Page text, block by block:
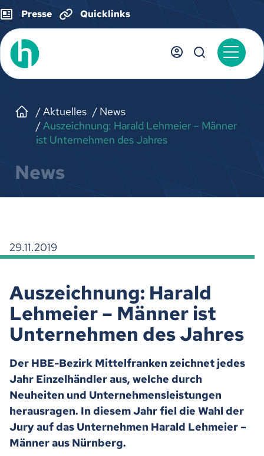
Presse Quicklinks
Aktuelles
News
Auszeichnung: Harald Lehmeier – Männer
ist Unternehmen des Jahres
News
29.11.2019
Auszeichnung: Harald
Lehmeier – Männer ist
Unternehmen des Jahres
Der HBE-Bezirk Mittelfranken zeichnet jedes
Jahr Einzelhändler aus, welche durch
Neuheiten und Unternehmensleistungen
herausragen. In diesem Jahr fiel die Wahl der
Jury auf das Unternehmen Harald Lehmeier –
Männer aus Nürnberg.